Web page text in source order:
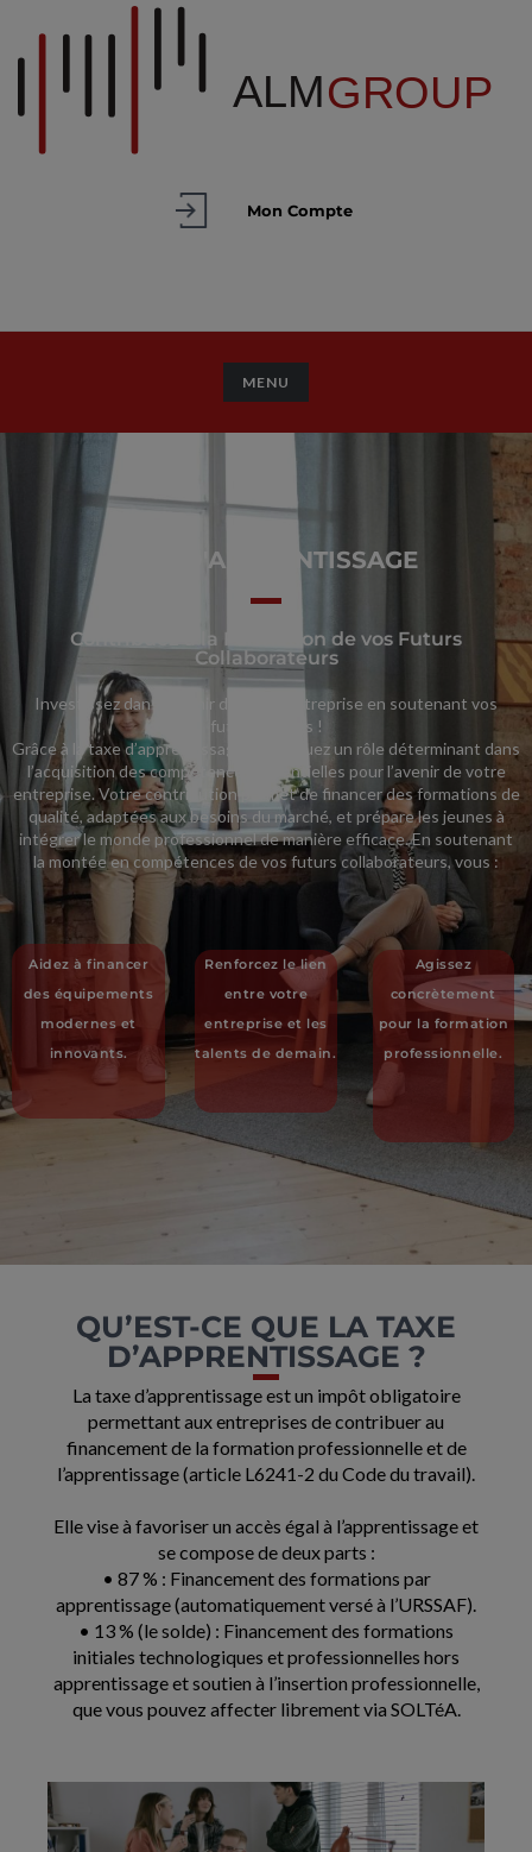
Mon Compte
TOGGLE NAVIGATION
MENU
TAXE D'APPRENTISSAGE
Contribuez à la Formation de vos Futurs
Collaborateurs
Investissez dans l’avenir de votre entreprise en soutenant vos
futurs talents !
Grâce à la taxe d’apprentissage, vous jouez un rôle déterminant dans
l’acquisition des compétences essentielles pour l’avenir de votre
entreprise. Votre contribution permet de financer des formations de
qualité, adaptées aux besoins du marché, et prépare les jeunes à
intégrer le monde professionnel de manière efficace. En soutenant
la montée en compétences de vos futurs collaborateurs, vous :
Aidez à financer
des équipements
modernes et
innovants.
Renforcez le lien
entre votre
entreprise et les
talents de demain.
Agissez
concrètement
pour la formation
professionnelle.
QU’EST-CE QUE LA TAXE
D’APPRENTISSAGE ?
La taxe d’apprentissage est un impôt obligatoire
permettant aux entreprises de contribuer au
financement de la formation professionnelle et de
l’apprentissage (article L6241-2 du Code du travail).
Elle vise à favoriser un accès égal à l’apprentissage et
se compose de deux parts :
• 87 % : Financement des formations par
apprentissage (automatiquement versé à l’URSSAF).
• 13 % (le solde) : Financement des formations
initiales technologiques et professionnelles hors
apprentissage et soutien à l’insertion professionnelle,
que vous pouvez affecter librement via SOLTéA.